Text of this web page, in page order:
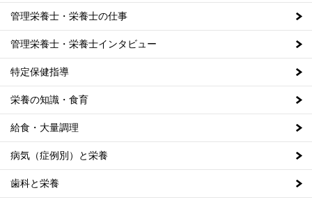
管理栄養士・栄養士の仕事
管理栄養士・栄養士インタビュー
特定保健指導
栄養の知識・食育
給食・大量調理
病気（症例別）と栄養
歯科と栄養